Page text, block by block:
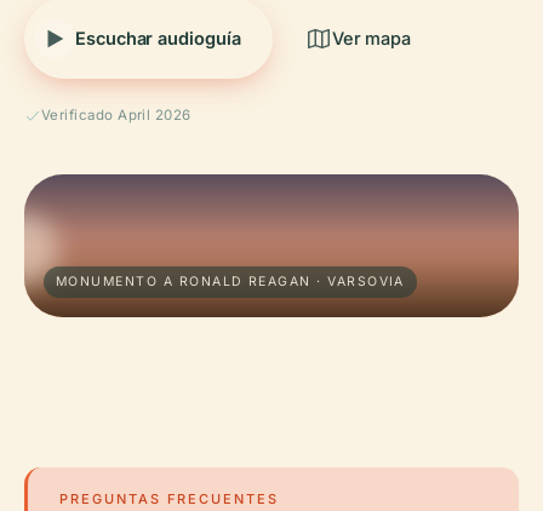
Escuchar audioguía Ver mapa
Verificado April 2026
MONUMENTO A RONALD REAGAN · VARSOVIA
PREGUNTAS FRECUENTES